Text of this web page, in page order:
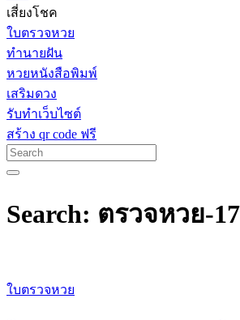
เสี่ยงโชค
ใบตรวจหวย
ทำนายฝัน
หวยหนังสือพิมพ์
เสริมดวง
รับทำเว็บไซต์
สร้าง qr code ฟรี
Search: ตรวจหวย-
ใบตรวจหวย